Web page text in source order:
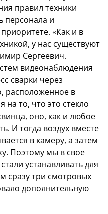
правил техники
персонала и
«Как и в
у нас существуют
Сергеевич. —
видеонаблюдения
сварки через
расположенное в
на то, что это стекло
оно, как и любое
И тогда воздух вместе
в камеру, а затем
Поэтому мы в свое
устанавливать для
сразу три смотровых
дополнительную